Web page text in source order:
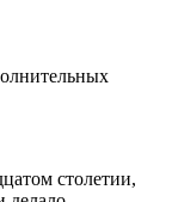
столетии,